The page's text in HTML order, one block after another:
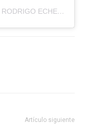
RODRIGO ECHEVERRÍA
Artículo siguiente